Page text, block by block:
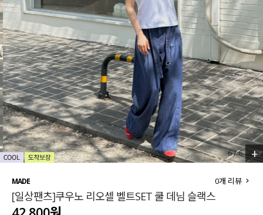
베스트
MADE
세트할인 ~30%
하객룩
살안타템
110사이즈
티셔츠
티셔츠
니트
블라우스
원피스
팬츠
스커트
언더웨어
6/6 +
MADE
[일상팬츠]쿠우노 리오셀 벨트SET 쿨 데님 슬랙스
0개 리뷰